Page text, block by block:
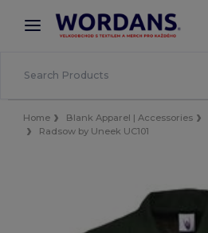
× Aplikace Wordans
Lepší ceny v aplikaci!
Home Blank Apparel | Accessories
Radsow by Uneek UC101